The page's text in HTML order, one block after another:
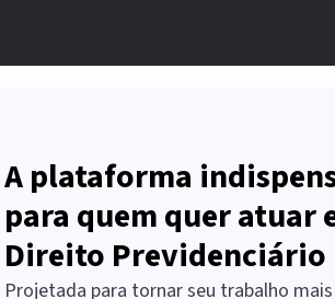
A plataforma
para quem quer atuar
Direito Previdenciário
Projetada para tornar seu trabalho